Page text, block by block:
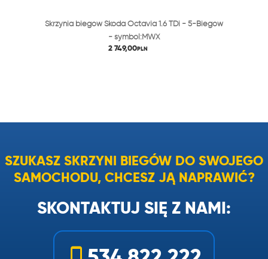
Skrzynia biegów Skoda Octavia 1.6 TDi - 5-Biegów
- symbol:MWX
2 749,00PLN
SZUKASZ SKRZYNI BIEGÓW DO SWOJEGO
SAMOCHODU, CHCESZ JĄ NAPRAWIĆ?
SKONTAKTUJ SIĘ Z NAMI: